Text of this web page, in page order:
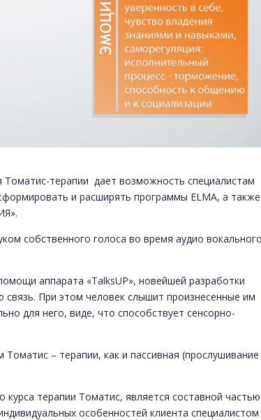
терапии дает возможность специалистам
и расширять программы ELMA, а
собственного голоса во время аудио
аппарата «TalksUP», новейшей разработки
При этом человек слышит произнесенные им
для него, виде, что способствует сенсорно-
– терапии, как и пассивная (прослушивание
терапии Томатис, является составной частью
особенностей клиента специалистом